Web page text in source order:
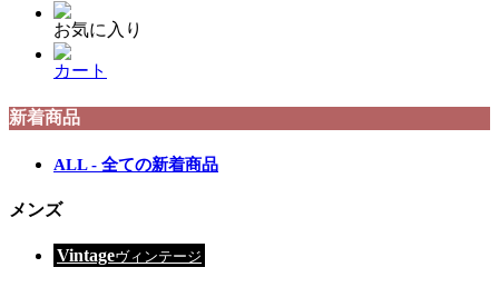
お気に入り
カート
新着商品
ALL - 全ての新着商品
メンズ
Vintageヴィンテージ